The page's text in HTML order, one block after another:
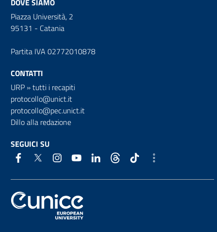
DOVE SIAMO
Piazza Università, 2
95131 - Catania
Partita IVA 02772010878
CONTATTI
URP »tutti i recapiti
protocollo@unict.it
protocollo@pec.unict.it
Dillo alla redazione
SEGUICI SU